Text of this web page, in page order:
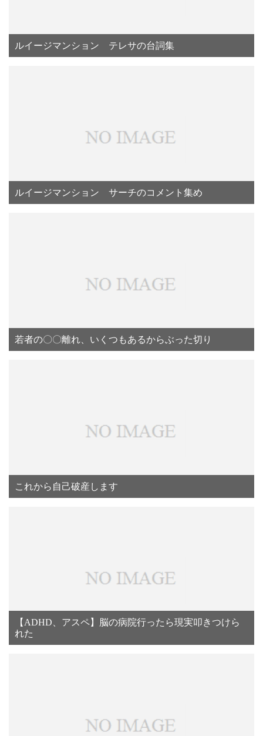
ルイージマンション テレサの台詞集
ルイージマンション サーチのコメント集め
若者の〇〇離れ、いくつもあるからぶった切り
これから自己破産します
【ADHD、アスペ】脳の病院行ったら現実叩きつけら
れた